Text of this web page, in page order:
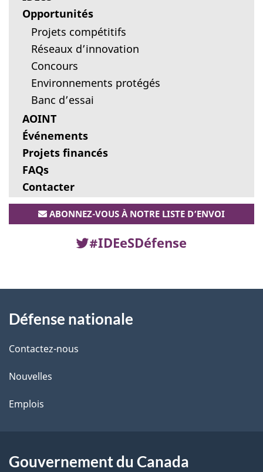
Opportunités
Projets compétitifs
Réseaux d’innovation
Concours
Environnements protégés
Banc d’essai
AOINT
Événements
Projets financés
FAQs
Contacter
ABONNEZ-VOUS À NOTRE LISTE D’ENVOI
#IDEeSDéfense
propos
de
ce
site
Défense nationale
Contactez-nous
Nouvelles
Emplois
Gouvernement du Canada